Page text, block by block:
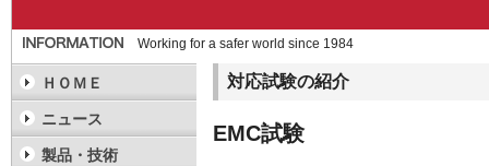
Working for a safer world since 1984
対応試験の紹介
EMC試験
ＨＯＭＥ
ニュース
製品・技術